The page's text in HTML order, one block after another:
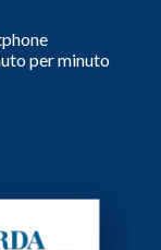
per minuto